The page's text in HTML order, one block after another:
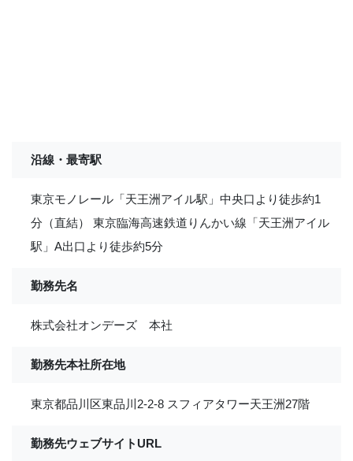
沿線・最寄駅
東京モノレール「天王洲アイル駅」中央口より徒歩約1
分（直結） 東京臨海高速鉄道りんかい線「天王洲アイル
駅」A出口より徒歩約5分
勤務先名
株式会社オンデーズ 本社
勤務先本社所在地
東京都品川区東品川2-2-8 スフィアタワー天王洲27階
勤務先ウェブサイトURL